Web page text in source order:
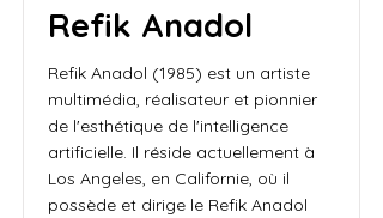
Refik Anadol
Refik Anadol (1985) est un artiste
multimédia, réalisateur et pionnier
de l'esthétique de l'intelligence
artificielle. Il réside actuellement à
Los Angeles, en Californie, où il
possède et dirige le Refik Anadol